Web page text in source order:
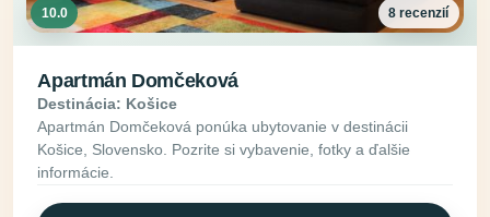
10.0 8 recenzií
Apartmán Domčeková
Destinácia: Košice
Apartmán Domčeková ponúka ubytovanie v destinácii
Košice, Slovensko. Pozrite si vybavenie, fotky a ďalšie
informácie.